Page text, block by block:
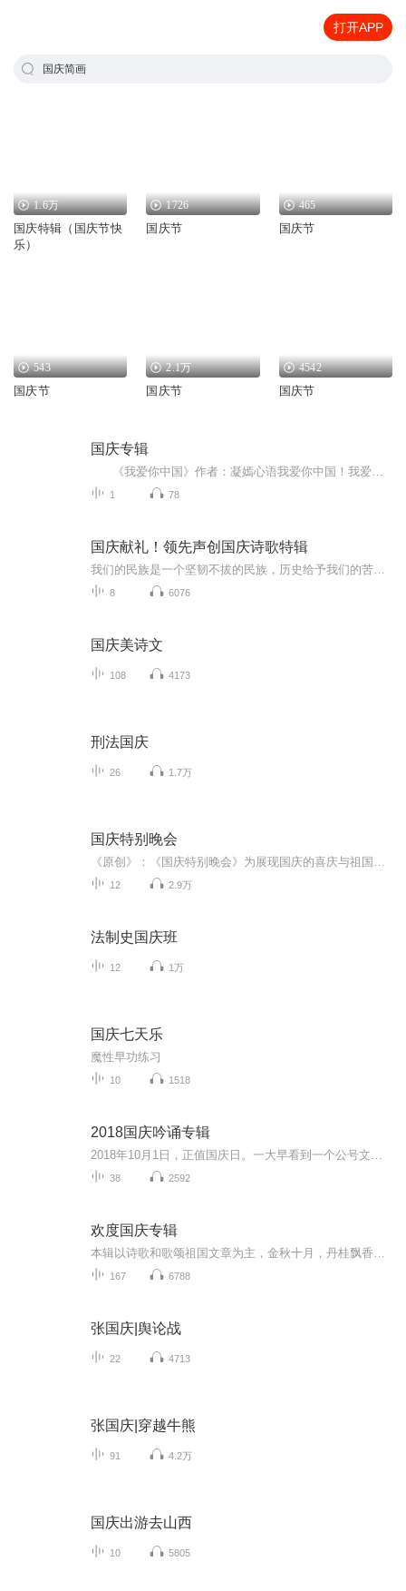
打开APP
国庆简画
1.6万
国庆特辑（国庆节快
乐）
1726
国庆节
465
国庆节
543
国庆节
2.1万
国庆节
4542
国庆节
国庆专辑
1 78
国庆献礼！领先声创国庆诗歌特辑
8 6076
国庆美诗文
108 4173
刑法国庆
26 1.7万
国庆特别晚会
12 2.9万
法制史国庆班
12 1万
国庆七天乐
魔性早功练习
10 1518
2018国庆吟诵专辑
38 2592
欢度国庆专辑
167 6788
张国庆|舆论战
22 4713
张国庆|穿越牛熊
91 4.2万
国庆出游去山西
10 5805